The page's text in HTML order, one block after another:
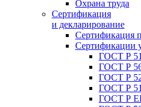
Охрана труда
Сертификация
и декларирование
Сертификация
Сертификации
ГОСТ Р
ГОСТ Р
ГОСТ Р
ГОСТ Р
ГОСТ Р